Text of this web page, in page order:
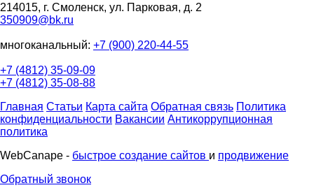
214015, г. Смоленск, ул. Парковая, д. 2
350909@bk.ru
многоканальный: +7 (900) 220-44-55
+7 (4812) 35-09-09
+7 (4812) 35-08-88
Главная Статьи Карта сайта Обратная связь Политика
конфиденциальности Вакансии Антикоррупционная
политика
WebCanape - быстрое создание сайтов и продвижение
Обратный звонок